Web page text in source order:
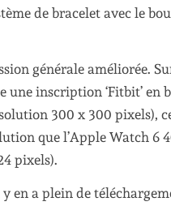
de bracelet avec le
générale améliorée.
inscription ‘Fitbit’ en
300 x 300 pixels),
que l’Apple Watch
pixels).
en a plein de